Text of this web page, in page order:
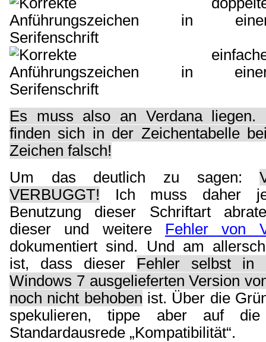
Es muss also an Verdana liegen.
finden sich in der Zeichentabelle
Zeichen falsch!
Um das deutlich zu sagen:
VERBUGGT! Ich muss daher
Benutzung dieser Schriftart
dieser und weitere Fehler von
dokumentiert sind. Und am
ist, dass dieser Fehler selbst in
Windows 7 ausgelieferten Version
noch nicht behoben ist. Über die
spekulieren, tippe aber auf die
Standardausrede „Kompatibilität“.